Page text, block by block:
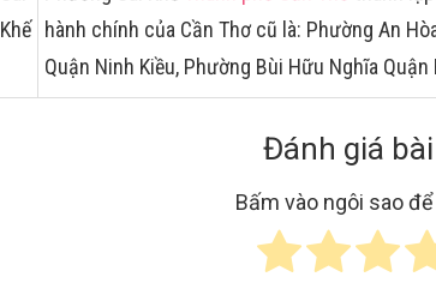
Khế
hành chính của Cần Thơ cũ là: Phường An
Quận Ninh Kiều, Phường Bùi Hữu Nghĩa Quận
Đánh giá
Bấm vào ngôi sao